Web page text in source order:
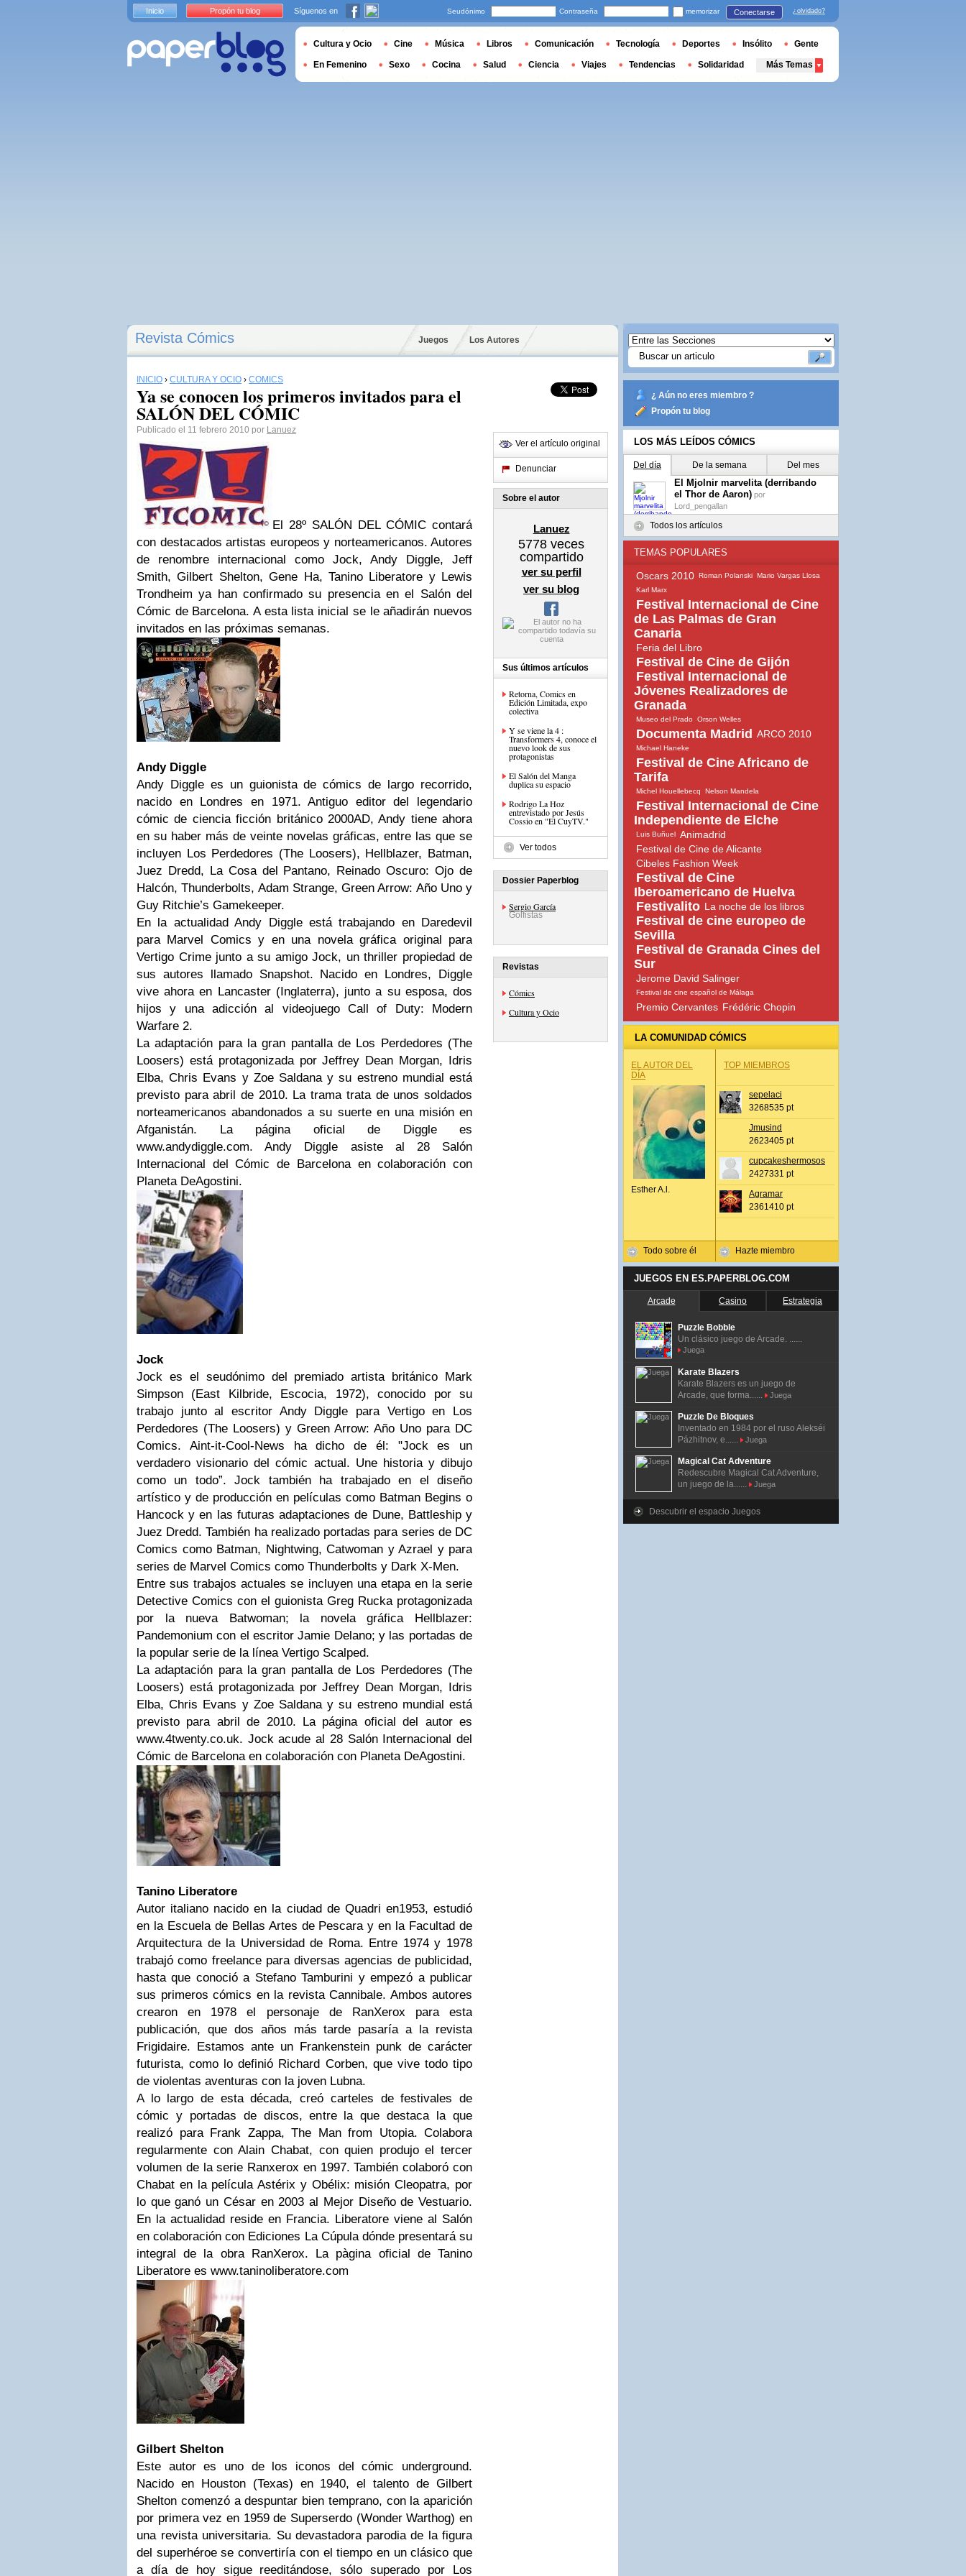
Revista Cómics Juegos Los Autores
INICIO › CULTURA Y OCIO › CÓMICS
Ya se conocen los primeros invitados para el
SALÓN DEL CÓMIC
Publicado el 11 febrero 2010 por Lanuez
El 28º SALÓN DEL CÓMIC contará
con destacados artistas europeos y norteamericanos. Autores
de renombre internacional como Jock, Andy Diggle, Jeff
Smith, Gilbert Shelton, Gene Ha, Tanino Liberatore y Lewis
Trondheim ya han confirmado su presencia en el Salón del
Cómic de Barcelona. A esta lista inicial se le añadirán nuevos
invitados en las próximas semanas.
Andy Diggle
Andy Diggle es un guionista de cómics de largo recorrido,
nacido en Londres en 1971. Antiguo editor del legendario
cómic de ciencia ficción británico 2000AD, Andy tiene ahora
en su haber más de veinte novelas gráficas, entre las que se
incluyen Los Perdedores (The Loosers), Hellblazer, Batman,
Juez Dredd, La Cosa del Pantano, Reinado Oscuro: Ojo de
Halcón, Thunderbolts, Adam Strange, Green Arrow: Año Uno y
Guy Ritchie’s Gamekeeper.
En la actualidad Andy Diggle está trabajando en Daredevil
para Marvel Comics y en una novela gráfica original para
Vertigo Crime junto a su amigo Jock, un thriller propiedad de
sus autores llamado Snapshot. Nacido en Londres, Diggle
vive ahora en Lancaster (Inglaterra), junto a su esposa, dos
hijos y una adicción al videojuego Call of Duty: Modern
Warfare 2.
La adaptación para la gran pantalla de Los Perdedores (The
Loosers) está protagonizada por Jeffrey Dean Morgan, Idris
Elba, Chris Evans y Zoe Saldana y su estreno mundial está
previsto para abril de 2010. La trama trata de unos soldados
norteamericanos abandonados a su suerte en una misión en
Afganistán. La página oficial de Diggle es
www.andydiggle.com. Andy Diggle asiste al 28 Salón
Internacional del Cómic de Barcelona en colaboración con
Planeta DeAgostini.
Jock
Jock es el seudónimo del premiado artista británico Mark
Simpson (East Kilbride, Escocia, 1972), conocido por su
trabajo junto al escritor Andy Diggle para Vertigo en Los
Perdedores (The Loosers) y Green Arrow: Año Uno para DC
Comics. Aint-it-Cool-News ha dicho de él: "Jock es un
verdadero visionario del cómic actual. Une historia y dibujo
como un todo”. Jock también ha trabajado en el diseño
artístico y de producción en películas como Batman Begins o
Hancock y en las futuras adaptaciones de Dune, Battleship y
Juez Dredd. También ha realizado portadas para series de DC
Comics como Batman, Nightwing, Catwoman y Azrael y para
series de Marvel Comics como Thunderbolts y Dark X-Men.
Entre sus trabajos actuales se incluyen una etapa en la serie
Detective Comics con el guionista Greg Rucka protagonizada
por la nueva Batwoman; la novela gráfica Hellblazer:
Pandemonium con el escritor Jamie Delano; y las portadas de
la popular serie de la línea Vertigo Scalped.
La adaptación para la gran pantalla de Los Perdedores (The
Loosers) está protagonizada por Jeffrey Dean Morgan, Idris
Elba, Chris Evans y Zoe Saldana y su estreno mundial está
previsto para abril de 2010. La página oficial del autor es
www.4twenty.co.uk. Jock acude al 28 Salón Internacional del
Cómic de Barcelona en colaboración con Planeta DeAgostini.
Tanino Liberatore
Autor italiano nacido en la ciudad de Quadri en1953, estudió
en la Escuela de Bellas Artes de Pescara y en la Facultad de
Arquitectura de la Universidad de Roma. Entre 1974 y 1978
trabajó como freelance para diversas agencias de publicidad,
hasta que conoció a Stefano Tamburini y empezó a publicar
sus primeros cómics en la revista Cannibale. Ambos autores
crearon en 1978 el personaje de RanXerox para esta
publicación, que dos años más tarde pasaría a la revista
Frigidaire. Estamos ante un Frankenstein punk de carácter
futurista, como lo definió Richard Corben, que vive todo tipo
de violentas aventuras con la joven Lubna.
A lo largo de esta década, creó carteles de festivales de
cómic y portadas de discos, entre la que destaca la que
realizó para Frank Zappa, The Man from Utopia. Colabora
regularmente con Alain Chabat, con quien produjo el tercer
volumen de la serie Ranxerox en 1997. También colaboró con
Chabat en la película Astérix y Obélix: misión Cleopatra, por
lo que ganó un César en 2003 al Mejor Diseño de Vestuario.
En la actualidad reside en Francia. Liberatore viene al Salón
en colaboración con Ediciones La Cúpula dónde presentará su
integral de la obra RanXerox. La pàgina oficial de Tanino
Liberatore es www.taninoliberatore.com
Gilbert Shelton
Este autor es uno de los iconos del cómic underground.
Nacido en Houston (Texas) en 1940, el talento de Gilbert
Shelton comenzó a despuntar bien temprano, con la aparición
por primera vez en 1959 de Superserdo (Wonder Warthog) en
una revista universitaria. Su devastadora parodia de la figura
del superhéroe se convertiría con el tiempo en un clásico que
a día de hoy sigue reeditándose, sólo superado por Los
Ver el artículo original
Denunciar
Sobre el autor
Lanuez
5778 veces
compartido
ver su perfil
ver su blog
Sus últimos artículos
Retorna, Comics en
Edición Limitada, expo
colectiva
Y se viene la 4 :
Transformers 4, conoce el
nuevo look de sus
protagonistas
El Salón del Manga
Rodrigo La Hoz
entrevistado por Jesús
Cossio en "El CuyTV."
Ver todos
Dossier Paperblog
Sergio García
Golfistas
Revistas
Cómics
Cultura y Ocio
¿ Aún no eres miembro ?
Propón tu blog
LOS MÁS LEÍDOS CÓMICS
Del día De la semana Del mes
El Mjolnir marvelita (derribando
el Thor de Aaron) por
Lord_pengallan
Todos los artículos
TEMAS POPULARES
Oscars 2010 Roman Polanski Mario Vargas Llosa
Karl Marx
Festival Internacional de Cine
de Las Palmas de Gran
Canaria
Feria del Libro
Festival de Cine de Gijón
Festival Internacional de
Jóvenes Realizadores de
Granada
Museo del Prado Orson Welles
Documenta Madrid ARCO 2010
Michael Haneke
Festival de Cine Africano de
Tarifa
Michel Houellebecq Nelson Mandela
Festival Internacional de Cine
Independiente de Elche
Luis Buñuel Animadrid
Festival de Cine de Alicante
Cibeles Fashion Week
Festival de Cine
Iberoamericano de Huelva
Festivalito La noche de los libros
Festival de cine europeo de
Sevilla
Festival de Granada Cines del
Sur
Jerome David Salinger
Festival de cine español de Málaga
Premio Cervantes Frédéric Chopin
LA COMUNIDAD CÓMICS
EL AUTOR DEL
DÍA
Esther A.l.
Todo sobre él
TOP MIEMBROS
sepelaci
3268535 pt
Jmusind
2623405 pt
cupcakeshermosos
2427331 pt
Agramar
2361410 pt
Hazte miembro
JUEGOS EN ES.PAPERBLOG.COM
Arcade Casino Estrategia
Puzzle Bobble
Un clásico juego de Arcade. ......
Juega
Karate Blazers
Karate Blazers es un juego de
Arcade, que forma......
Juega
Puzzle De Bloques
Inventado en 1984 por el ruso Alekséi
Pázhitnov, e......
Juega
Magical Cat Adventure
Redescubre Magical Cat Adventure,
un juego de la......
Juega
Descubrir el espacio Juegos
Inicio Propón tu blog Síguenos en Seudónimo Contraseña memorizar Conectarse ¿olvidado?
Cultura y Ocio Cine Música Libros Comunicación Tecnología Deportes Insólito Gente
En Femenino Sexo Cocina Salud Ciencia Viajes Tendencias Solidaridad Más Temas